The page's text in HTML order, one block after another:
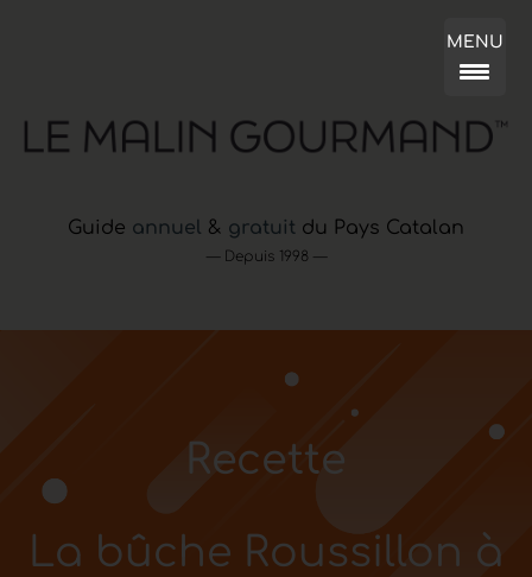
MENU
Guide annuel & gratuit du Pays Catalan
— Depuis 1998 —
Recette
La bûche Roussillon à